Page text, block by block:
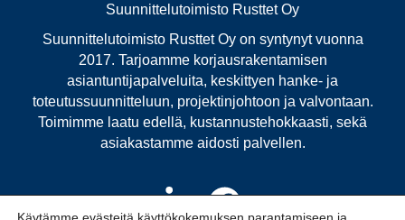
Suunnittelutoimisto Rusttet Oy
Suunnittelutoimisto Rusttet Oy on syntynyt vuonna
2017. Tarjoamme korjausrakentamisen
asiantuntijapalveluita, keskittyen hanke- ja
toteutussuunnitteluun, projektinjohtoon ja valvontaan.
Toimimme laatu edellä, kustannustehokkaasti, sekä
asiakastamme aidosti palvellen.